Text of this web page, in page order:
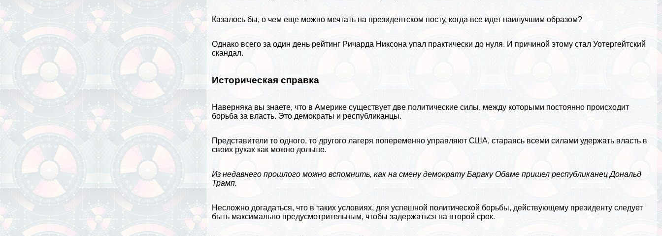
Казалось бы, о чем еще можно мечтать на президентском посту, когда все идет наилучшим образом?
Однако всего за один день рейтинг Ричарда Никсона упал пpaктически до нуля. И причиной этому стал Уотергeйтский
скандал.
Историческая справка
Наверняка вы знаете, что в Америке существует две политические силы, между которыми постоянно происходит
борьба за власть. Это демократы и республиканцы.
Представители то одного, то другого лагеря попеременно управляют США, стараясь всеми силами удержать власть в
своих руках как можно дольше.
Из недавнего прошлого можно вспомнить, как на смену демократу Баpaку Обаме пришел республиканецДональд
Трамп.
Несложно догадаться, что в таких условиях, для успешной политической борьбы, действующему президенту следует
быть максимально предусмотрительным, чтобы задержаться на второй срок.